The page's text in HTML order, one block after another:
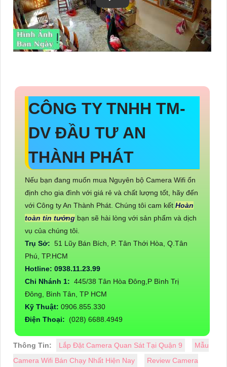
CÔNG TY TNHH TM-
DV ĐẦU TƯ AN
THÀNH PHÁT
Nếu bạn đang muốn mua Nguyên bộ Camera Wifi ổn
định cho gia đình với giá rẻ và chất lượng tốt, hãy đến
với Công ty An Thành Phát. Chúng tôi cam kết Hoàn
toàn tin tưởng bạn sẽ hài lòng với sản phẩm và dịch
vụ của chúng tôi.
Trụ Sở: 51 Lũy Bán Bích, P. Tân Thới Hòa, Q.Tân
Phú, TP.HCM
Hotline: 0938.11.23.99
Chi Nhánh 1: 445/38 Tân Hòa Đông,P Bình Trị
Đông, Bình Tân, TP HCM
Kỹ Thuật: 0906.855.330
Điện Thoại: (028) 6688.4949
Thông Tin: Lắp Đặt Camera Quan Sát Tại Quận 9
Mẫu
Camera Wifi Bán Chạy Nhất Hiện Nay
Review Camera